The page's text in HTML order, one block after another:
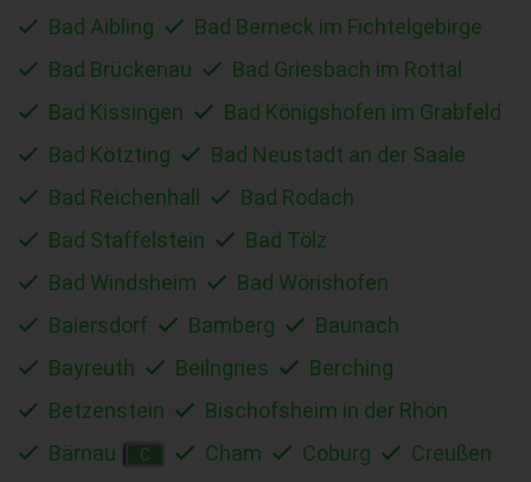
Bad Aibling
Bad Berneck im Fichtelgebirge
Bad Brückenau
Bad Griesbach im Rottal
Bad Kissingen
Bad Königshofen im Grabfeld
Bad Kötzting
Bad Neustadt an der Saale
Bad Reichenhall
Bad Rodach
Bad Staffelstein
Bad Tölz
Bad Windsheim
Bad Wörishofen
Baiersdorf
Bamberg
Baunach
Bayreuth
Beilngries
Berching
Betzenstein
Bischofsheim in der Rhön
Bärnau
C Cham Coburg Creußen